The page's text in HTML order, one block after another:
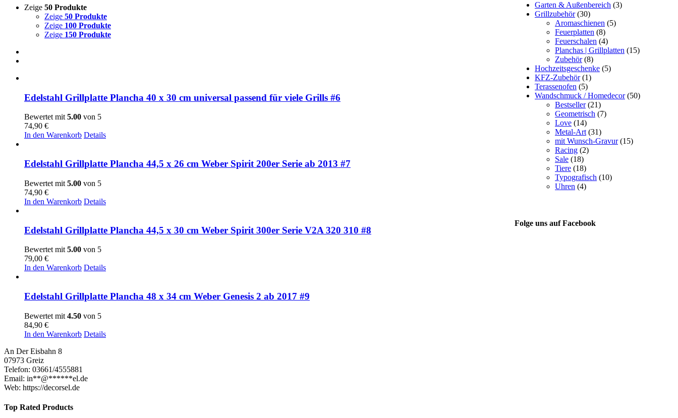
Zeige 50 Produkte
Zeige 50 Produkte
Zeige 100 Produkte
Zeige 150 Produkte
Edelstahl Grillplatte Plancha 40 x 30 cm universal passend für viele Grills #6
Bewertet mit5.00 von 5
74,90 €
In den Warenkorb Details
Edelstahl Grillplatte Plancha 44,5 x 26 cm Weber Spirit 200er Serie ab 2013 #7
Bewertet mit 5.00 von 5
74,90 €
In den Warenkorb Details
Edelstahl Grillplatte Plancha 44,5 x 30 cm Weber Spirit 300er Serie V2A 320 310 #8
Bewertet mit 5.00 von 5
79,00 €
In den Warenkorb Details
Edelstahl Grillplatte Plancha 48 x 34 cm Weber Genesis 2 ab 2017 #9
Bewertet mit 4.50 von 5
84,90 €
In den Warenkorb Details
Garten & Außenbereich (3)
Grillzubehör (30)
Aromaschienen (5)
Feuerplatten (8)
Feuerschalen (4)
Planchas | Grillplatten (15)
Zubehör (8)
Hochzeitsgeschenke (5)
KFZ-Zubehör (1)
Terassenofen (5)
Wandschmuck / Homedecor (50)
Bestseller (21)
Geometrisch (7)
Love (14)
Metal-Art (31)
mit Wunsch-Gravur (15)
Racing (2)
Sale (18)
Tiere (18)
Typografisch (10)
Uhren (4)
Folge uns auf Facebook
An Der Eisbahn 8
07973 Greiz
Telefon: 03661/4555881
Email: in**@******el.de
Web: https://decorsel.de
Top Rated Products